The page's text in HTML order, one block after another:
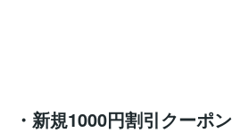
・新規1000円割引クーポン